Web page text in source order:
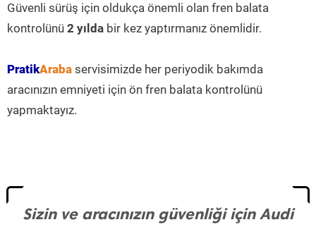
Güvenli sürüş için oldukça önemli olan fren balata
kontrolünü 2 yılda bir kez yaptırmanız önemlidir.
PratikAraba servisimizde her periyodik bakımda
aracınızın emniyeti için ön fren balata kontrolünü
yapmaktayız.
Sizin ve aracınızın güvenliği için Audi